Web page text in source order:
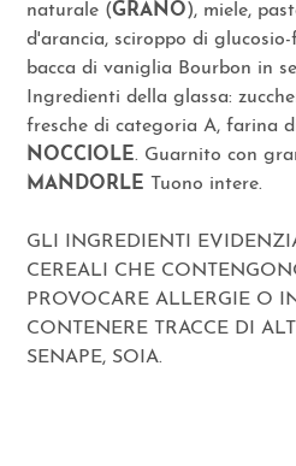
naturale (GRANO), miele,
d'arancia, sciroppo di
bacca di vaniglia Bourbon in
Ingredienti della glassa:
fresche di categoria A, farina
NOCCIOLE. Guarnito con
MANDORLE Tuono intere.
GLI INGREDIENTI
CEREALI CHE
PROVOCARE ALLERGIE O
CONTENERE TRACCE DI
SENAPE, SOIA.